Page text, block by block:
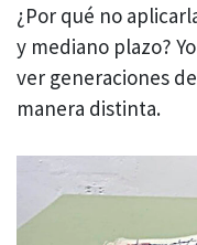
¿Por qué no
y mediano plazo?
ver generaciones
manera distinta.